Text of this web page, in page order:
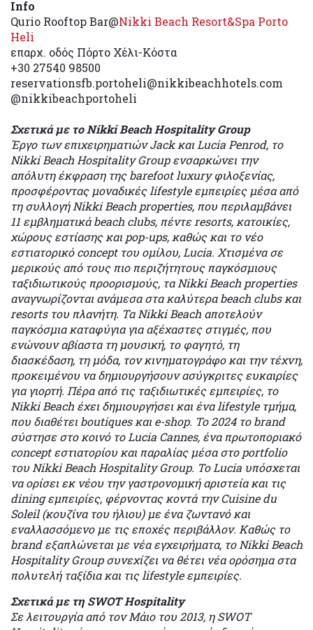
Info
Qurio Rooftop Bar@Nikki Beach Resort&Spa Porto
Heli
επαρχ. οδός Πόρτο Χέλι-Κόστα
+30 27540 98500
reservationsfb.portoheli@nikkibeachhotels.com
@nikkibeachportoheli
Σχετικά με το Nikki Beach Hospitality Group
Έργο των επιχειρηματιών Jack και Lucia Penrod, το
Nikki Beach Hospitality Group ενσαρκώνει την
απόλυτη έκφραση της barefoot luxury φιλοξενίας,
προσφέροντας μοναδικές lifestyle εμπειρίες μέσα από
τη συλλογή Nikki Beach properties, που περιλαμβάνει
11 εμβληματικά beach clubs, πέντε resorts, κατοικίες,
χώρους εστίασης και pop-ups, καθώς και το νέο
εστιατορικό concept του ομίλου, Lucia. Χτισμένα σε
μερικούς από τους πιο περιζήτητους παγκόσμιους
ταξιδιωτικούς προορισμούς, τα Nikki Beach properties
αναγνωρίζονται ανάμεσα στα καλύτερα beach clubs και
resorts του πλανήτη. Τα Nikki Beach αποτελούν
παγκόσμια καταφύγια για αξέχαστες στιγμές, που
ενώνουν αβίαστα τη μουσική, το φαγητό, τη
διασκέδαση, τη μόδα, τον κινηματογράφο και την τέχνη,
προκειμένου να δημιουργήσουν ασύγκριτες ευκαιρίες
για γιορτή. Πέρα από τις ταξιδιωτικές εμπειρίες, το
Nikki Beach έχει δημιουργήσει και ένα lifestyle τμήμα,
που διαθέτει boutiques και e-shop. Το 2024 το brand
σύστησε στο κοινό το Lucia Cannes, ένα πρωτοποριακό
concept εστιατορίου και παραλίας μέσα στο portfolio
του Nikki Beach Hospitality Group. Το Lucia υπόσχεται
να ορίσει εκ νέου την γαστρονομική αριστεία και τις
dining εμπειρίες, φέρνοντας κοντά την Cuisine du
Soleil (κουζίνα του ήλιου) με ένα ζωντανό και
εναλλασσόμενο με τις εποχές περιβάλλον. Καθώς το
brand εξαπλώνεται με νέα εγχειρήματα, το Nikki Beach
Hospitality Group συνεχίζει να θέτει νέα ορόσημα στα
πολυτελή ταξίδια και τις lifestyle εμπειρίες.
Σχετικά με τη SWOT Hospitality
Σε λειτουργία από τον Μάιο του 2013, η SWOT